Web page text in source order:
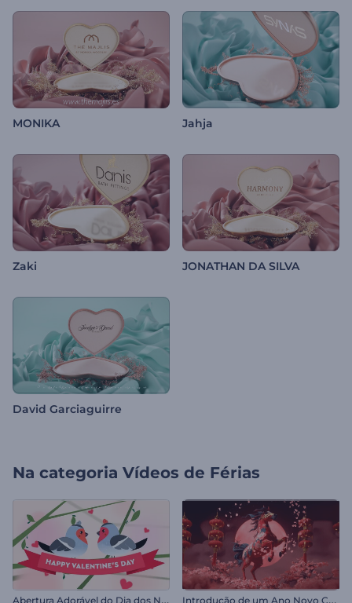
MONIKA Jahja
Zaki JONATHAN DA SILVA
David Garciaguirre
Na categoria Vídeos de Férias
A
bertura Adorável do Dia dos Namorados I
ntrodução de um Ano Novo Chinês dos Sonhos